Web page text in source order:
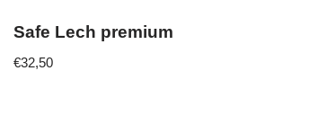
Safe Lech premium
€32,50